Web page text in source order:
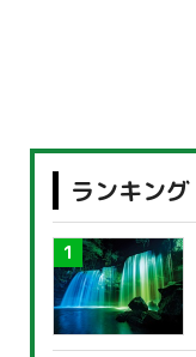
ランキング